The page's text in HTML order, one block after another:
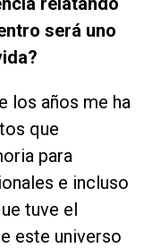
será uno
los años me ha
que
para
e incluso
tuve el
este universo